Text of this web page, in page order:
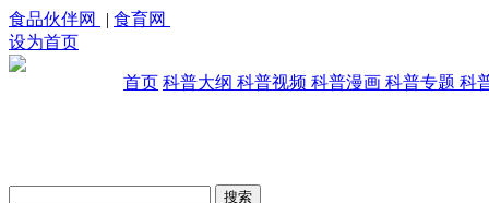
食品伙伴网 | 食育网
设为首页
首页 科普大纲 科普视频 科普漫画 科普专题 科